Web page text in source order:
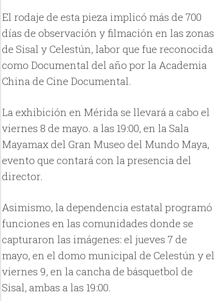
El rodaje de esta pieza implicó más de 700
días de observación y filmación en las zonas
de Sisal y Celestún, labor que fue reconocida
como Documental del año por la Academia
China de Cine Documental.
La exhibición en Mérida se llevará a cabo el
viernes 8 de mayo. a las 19:00, en la Sala
Mayamax del Gran Museo del Mundo Maya,
evento que contará con la presencia del
director.
Asimismo, la dependencia estatal programó
funciones en las comunidades donde se
capturaron las imágenes: el jueves 7 de
mayo, en el domo municipal de Celestún y el
viernes 9, en la cancha de básquetbol de
Sisal, ambas a las 19:00.